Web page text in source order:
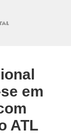
em
ATL